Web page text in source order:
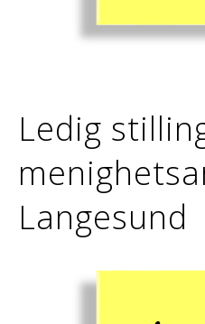
Ledig
Langesund